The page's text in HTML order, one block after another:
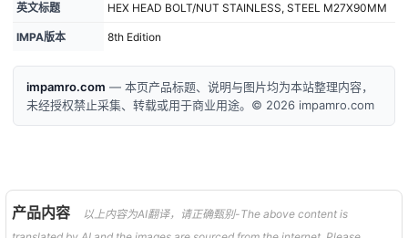
英文标题 HEX HEAD BOLT/NUT STAINLESS, STEEL M27X90MM
IMPA版本 8th Edition
impamro.com — 本页产品标题、说明与图片均为本站整理内容，
未经授权禁止采集、转载或用于商业用途。© 2026 impamro.com
产品内容
以上内容为AI翻译，请正确甄别-The above content is